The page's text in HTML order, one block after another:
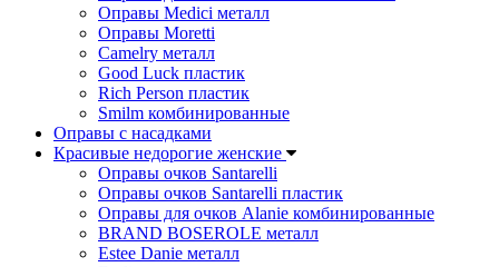
Оправы Medici металл
Оправы Moretti
Camelry металл
Good Luck пластик
Rich Person пластик
Smilm комбинированные
Оправы с насадками
Красивые недорогие женские
Оправы очков Santarelli
Оправы очков Santarelli пластик
Оправы для очков Alanie комбинированные
BRAND BOSEROLE металл
Estee Danie металл